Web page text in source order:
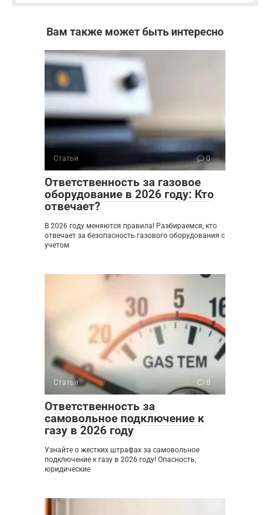
Вам также может быть интересно
Статьи 0
Ответственность за газовое
оборудование в 2026 году: Кто
отвечает?
В 2026 году меняются правила! Разбираемся, кто
отвечает за безопасность газового оборудования с
учетом
Статьи 0
Ответственность за
самовольное подключение к
газу в 2026 году
Узнайте о жестких штрафах за самовольное
подключение к газу в 2026 году! Опасность,
юридические